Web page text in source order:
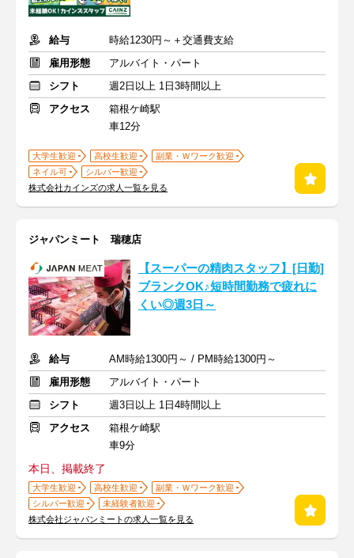
給与
時給1230円～＋交通費支給
雇用形態
アルバイト・パート
シフト
週2日以上 1日3時間以上
アクセス
箱根ケ崎駅
車12分
大学生歓迎 高校生歓迎
副業・Ｗワーク歓迎
ネイル可
シルバー歓迎
株式会社カインズの求人一覧を見る
ジャパンミート 瑞穂店
【スーパーの精肉スタッフ】[日勤]
ブランクOK♪短時間勤務で疲れに
くい◎週3日～
給与
AM時給1300円～ / PM時給1300円～
雇用形態
アルバイト・パート
シフト
週3日以上 1日4時間以上
アクセス
箱根ケ崎駅
車9分
本日、掲載終了
大学生歓迎 高校生歓迎
副業・Ｗワーク歓迎
シルバー歓迎
未経験者歓迎
株式会社ジャパンミートの求人一覧を見る